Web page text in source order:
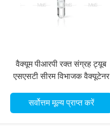
वैक्यूम पीआरपी रक्त संग्रह ट्यूब
एसएसटी सीरम विभाजक वैक्यूटेनर
सर्वोत्तम मूल्य प्राप्त करें